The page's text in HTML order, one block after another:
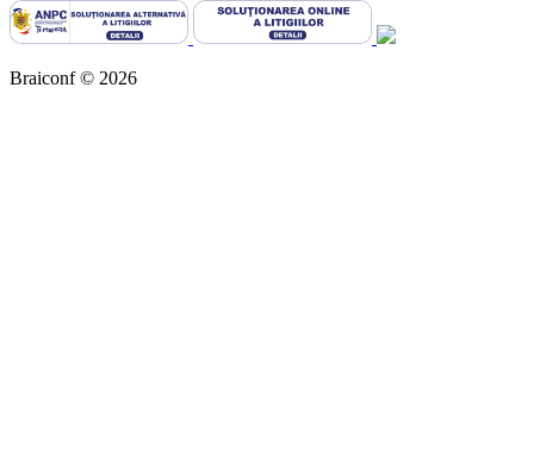
Braiconf © 2026